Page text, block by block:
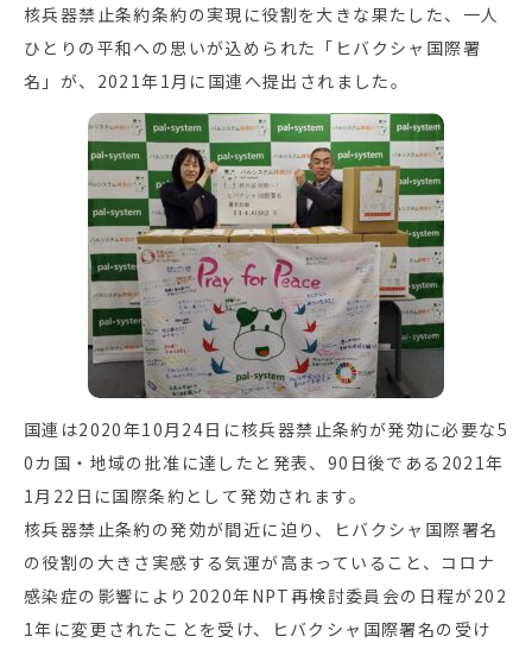
核兵器禁止条約条約の実現に役割を大きな果たした、一人
ひとりの平和への思いが込められた「ヒバクシャ国際署
名」が、2021年1月に国連へ提出されました。
国連は2020年10月24日に核兵器禁止条約が発効に必要な5
0カ国・地域の批准に達したと発表、90日後である2021年
1月22日に国際条約として発効されます。
核兵器禁止条約の発効が間近に迫り、ヒバクシャ国際署名
の役割の大きさ実感する気運が高まっていること、コロナ
感染症の影響により2020年NPT再検討委員会の日程が202
1年に変更されたことを受け、ヒバクシャ国際署名の受け